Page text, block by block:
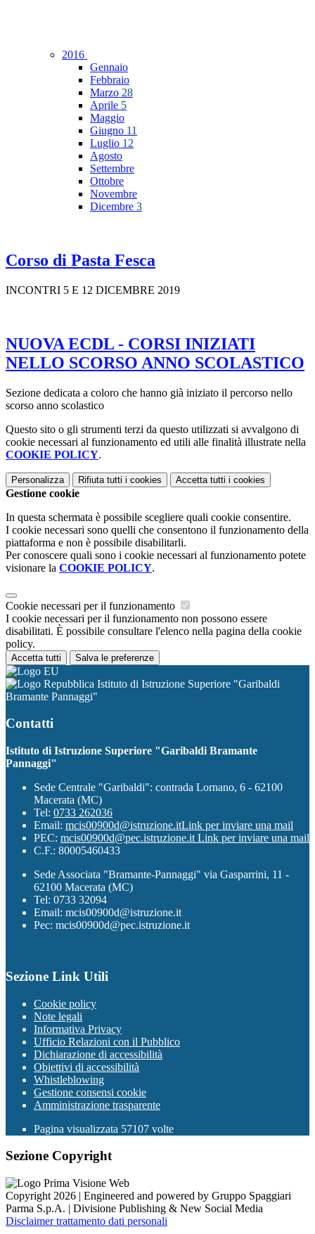
2016
Gennaio
Febbraio
Marzo 28
Aprile 5
Maggio
Giugno 11
Luglio 12
Agosto
Settembre
Ottobre
Novembre
Dicembre 3
Corso di Pasta Fesca
INCONTRI 5 E 12 DICEMBRE 2019
NUOVA ECDL - CORSI INIZIATI
NELLO SCORSO ANNO SCOLASTICO
Sezione dedicata a coloro che hanno già iniziato il percorso nello
scorso anno scolastico
Questo sito o gli strumenti terzi da questo utilizzati si avvalgono di
cookie necessari al funzionamento ed utili alle finalità illustrate nella
COOKIE POLICY.
Personalizza Rifiuta tutti i cookies Accetta tutti i cookies
Gestione cookie
In questa schermata è possibile scegliere quali cookie consentire.
I cookie necessari sono quelli che consentono il funzionamento della
piattaforma e non è possibile disabilitarli.
Per conoscere quali sono i cookie necessari al funzionamento potete
visionare la COOKIE POLICY.
Cookie necessari per il funzionamento
I cookie necessari per il funzionamento non possono essere
disabilitati. È possibile consultare l'elenco nella pagina della cookie
policy.
Accetta tutti Salva le preferenze
Istituto di Istruzione Superiore "Garibaldi
Bramante Pannaggi"
Contatti
Istituto di Istruzione Superiore "Garibaldi Bramante
Pannaggi"
Sede Centrale "Garibaldi": contrada Lornano, 6 - 62100
Macerata (MC)
Tel: 0733 262036
Email: mcis00900d@istruzione.itLink per inviare una mail
PEC: mcis00900d@pec.istruzione.it Link per inviare una mail
C.F.: 80005460433
Sede Associata "Bramante-Pannaggi" via Gasparrini, 11 -
62100 Macerata (MC)
Tel: 0733 32094
Email: mcis00900d@istruzione.it
Pec: mcis00900d@pec.istruzione.it
Sezione Link Utili
Cookie policy
Note legali
Informativa Privacy
Ufficio Relazioni con il Pubblico
Dichiarazione di accessibilità
Obiettivi di accessibilità
Whistleblowing
Gestione consensi cookie
Amministrazione trasparente
Pagina visualizzata 57107 volte
Sezione Copyright
Copyright 2026 | Engineered and powered by Gruppo Spaggiari
Parma S.p.A. | Divisione Publishing & New Social Media
Disclaimer trattamento dati personali